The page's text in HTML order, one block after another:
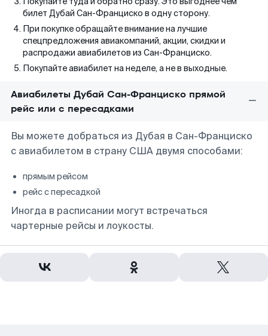
билет Дубай Сан-Франциско в одну сторону.
При покупке обращайте внимание на лучшие
спецпредложения авиакомпаний, акции, скидки и
распродажи авиабилетов из Сан-Франциско.
Покупайте авиабилет на неделе, а не в выходные.
Авиабилеты Дубай Сан-Франциско прямой
рейс или с пересадками
Вы можете добраться из Дубая в Сан-Франциско
с авиабилетом в страну США двумя способами:
прямым рейсом
рейс с пересадкой
Иногда в расписании могут встречаться
чартерные рейсы и лоукосты.